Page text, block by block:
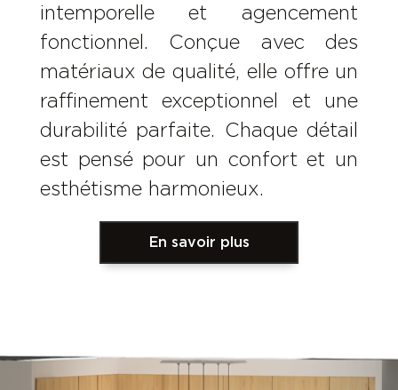
intemporelle et agencement
fonctionnel. Conçue avec des
matériaux de qualité, elle offre un
raffinement exceptionnel et une
durabilité parfaite. Chaque détail
est pensé pour un confort et un
esthétisme harmonieux.
En savoir plus